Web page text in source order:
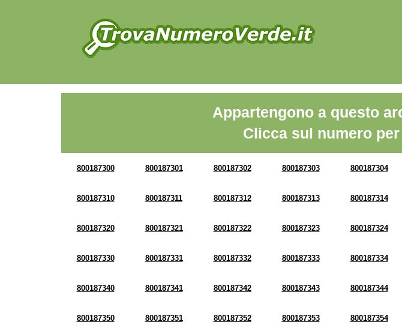
Appartengono a questo
Clicca sul numero
800187300 800187301 800187302 800187303 800187304
800187310 800187311 800187312 800187313 800187314
800187320 800187321 800187322 800187323 800187324
800187330 800187331 800187332 800187333 800187334
800187340 800187341 800187342 800187343 800187344
800187350 800187351 800187352 800187353 800187354